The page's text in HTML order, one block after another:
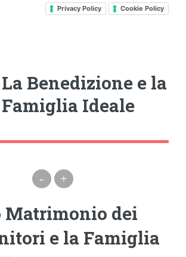
Privacy Policy Cookie Policy
La Benedizione e la
Famiglia Ideale
- +
Matrimonio dei
e la Famiglia